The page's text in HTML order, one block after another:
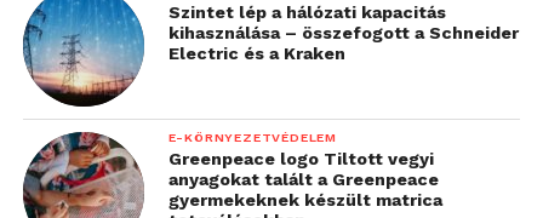
Szintet lép a hálózati kapacitás
kihasználása – összefogott a Schneider
Electric és a Kraken
E-KÖRNYEZETVÉDELEM
Greenpeace logo Tiltott vegyi
anyagokat talált a Greenpeace
gyermekeknek készült matrica